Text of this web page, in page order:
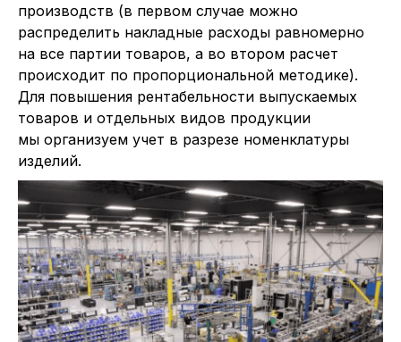
производств (в первом случае можно
распределить накладные расходы равномерно
на все партии товаров, а во втором расчет
происходит по пропорциональной методике).
Для повышения рентабельности выпускаемых
товаров и отдельных видов продукции
мы организуем учет в разрезе номенклатуры
изделий.